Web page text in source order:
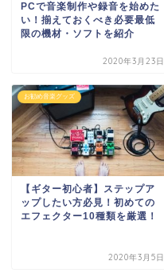
PCで音楽制作や録音を始めた
い！揃えておくべき必要最低
限の機材・ソフトを紹介
2020年3月23日
お勧め音楽グッズ
【ギター初心者】ステップア
ップしたい方必見！初めての
エフェクター10種類を厳選！
2020年3月5日